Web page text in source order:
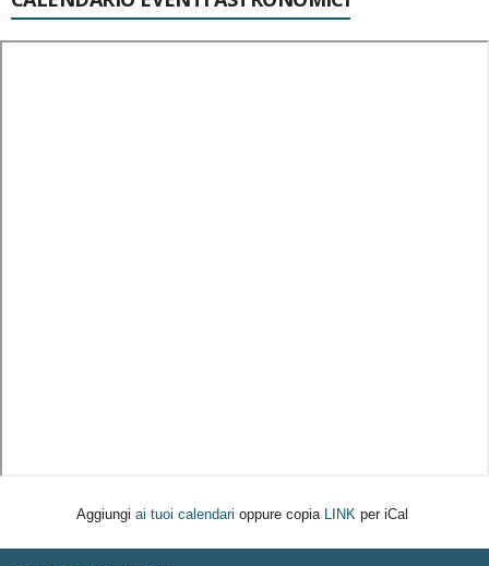
Aggiungi ai tuoi calendari oppure copia LINK per iCal